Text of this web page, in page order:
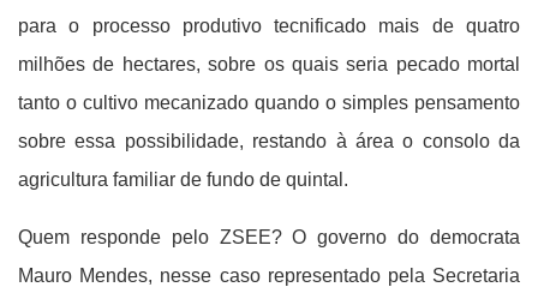
para o processo produtivo tecnificado mais de quatro
milhões de hectares, sobre os quais seria pecado mortal
tanto o cultivo mecanizado quando o simples pensamento
sobre essa possibilidade, restando à área o consolo da
agricultura familiar de fundo de quintal.
Quem responde pelo ZSEE? O governo do democrata
Mauro Mendes, nesse caso representado pela Secretaria